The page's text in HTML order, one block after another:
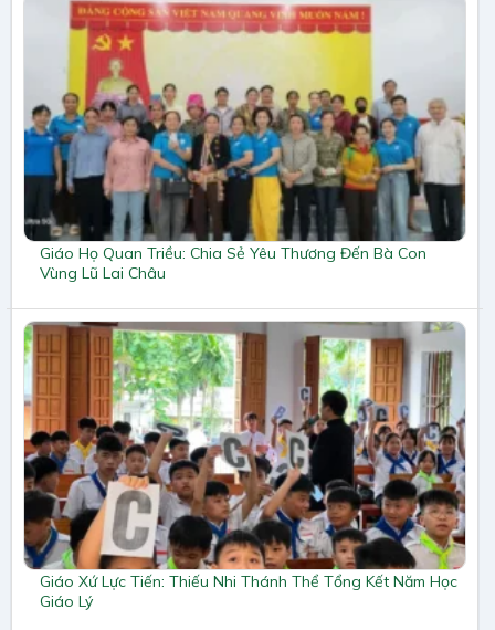
Giáo Họ Quan Triều: Chia Sẻ Yêu Thương Đến Bà Con
Vùng Lũ Lai Châu
Giáo Xứ Lực Tiến: Thiếu Nhi Thánh Thể Tổng Kết Năm Học
Giáo Lý